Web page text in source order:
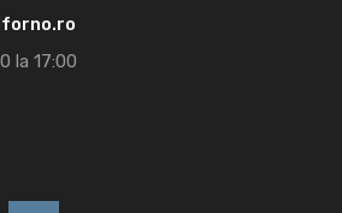
la 17:00